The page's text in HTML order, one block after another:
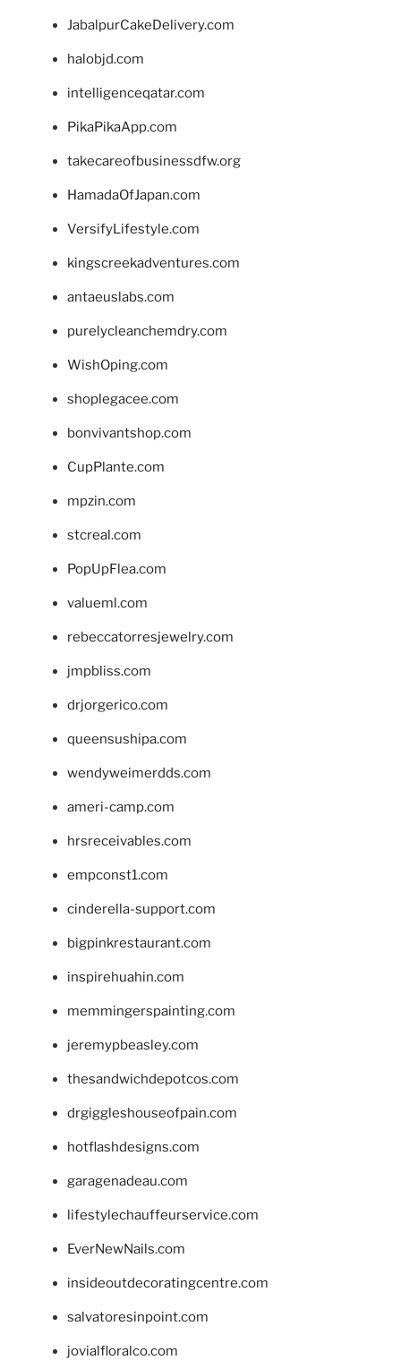
JabalpurCakeDelivery.com
halobjd.com
intelligenceqatar.com
PikaPikaApp.com
takecareofbusinessdfw.org
HamadaOfJapan.com
VersifyLifestyle.com
kingscreekadventures.com
antaeuslabs.com
purelycleanchemdry.com
WishOping.com
shoplegacee.com
bonvivantshop.com
CupPlante.com
mpzin.com
stcreal.com
PopUpFlea.com
valueml.com
rebeccatorresjewelry.com
jmpbliss.com
drjorgerico.com
queensushipa.com
wendyweimerdds.com
ameri-camp.com
hrsreceivables.com
empconst1.com
cinderella-support.com
bigpinkrestaurant.com
inspirehuahin.com
memmingerspainting.com
jeremypbeasley.com
thesandwichdepotcos.com
drgiggleshouseofpain.com
hotflashdesigns.com
garagenadeau.com
lifestylechauffeurservice.com
EverNewNails.com
insideoutdecoratingcentre.com
salvatoresinpoint.com
jovialfloralco.com